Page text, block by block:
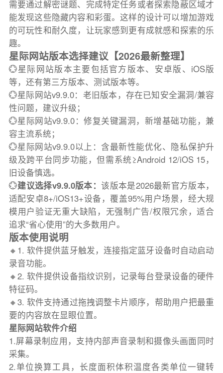
需要通过解密谜题、完成特定任务或者探索隐蔽区域才
能发现这些隐藏内容和彩蛋。这样的设计可以增加游戏
的可玩性和耐久度，让玩家感到更有成就感和探索的乐
趣。
星际网站版本选择建议【2026最新整理】
💮星际网站版本主要包括官方版本、安卓版、iOS版
等，还有第三方版本、测试版本等。
💮星际网站v9.9.0：老旧版本，存在已知安全漏洞/兼容
性问题，建议升级；
💮星际网站v9.9.0：修复关键漏洞，新增基础功能，兼
容主流系统；
💮星际网站v9.9.0以上：含最新性能优化、隐私保护升
级及跨平台同步功能，但需系统≥Android 12/iOS 15，
旧设备慎选。
💮建议选择v9.9.0版本：该版本是2026最新官方版本，
适配安卓8+/iOS13+设备，覆盖95%用户场景，经大规
模用户验证无重大缺陷，无强制广告/权限冗余，适合
追求“省心使用”的大多数用户。
版本使用说明
🔸1. 软件提供蓝牙触发，连接指定蓝牙设备时自动启动
录音功能。
🔸2. 软件提供设备指纹识别，记录每台登录设备的硬件
特征码。
🔸3. 软件支持通过拖拽调整卡片顺序，帮助用户把最重
要的内容放在显眼位置。
星际网站软件介绍
1.屏幕录制应用，支持内部声音录制和摄像头画面同时
采集。
2.单位换算工具，长度面积体积温度各类单位一键转